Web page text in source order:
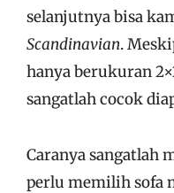
selanjutnya bisa
Scandinavian.
hanya berukuran
sangatlah cocok
Caranya sangatlah
perlu memilih sofa